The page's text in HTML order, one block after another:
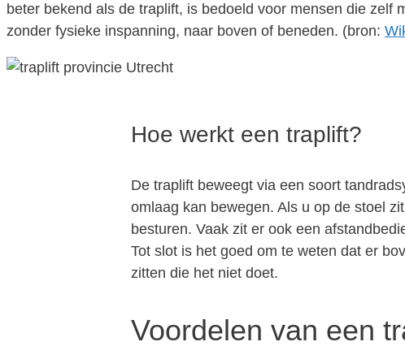
beter bekend als de traplift, is bedoeld voor mensen die
zonder fysieke inspanning, naar boven of beneden. (bron:
Hoe werkt een traplift?
De traplift beweegt via een soort
omlaag kan bewegen. Als u op de stoel
besturen. Vaak zit er ook een
Tot slot is het goed om te weten dat er
zitten die het niet doet.
Voordelen van een